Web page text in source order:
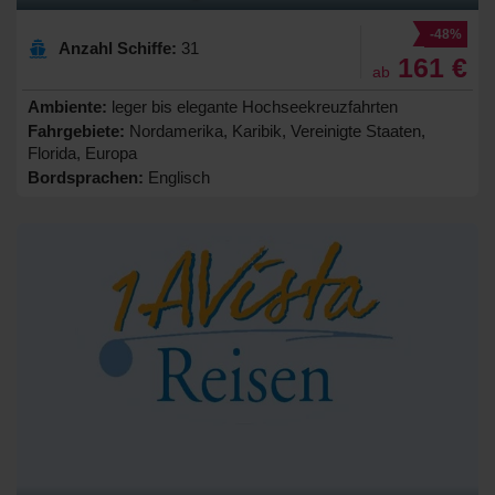
Anzahl Schiffe: 31
-48%
ab 161 €
Ambiente: leger bis elegante Hochseekreuzfahrten
Fahrgebiete: Nordamerika, Karibik, Vereinigte Staaten,
Florida, Europa
Bordsprachen: Englisch